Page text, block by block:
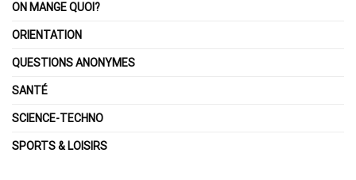
ON MANGE QUOI?
ORIENTATION
QUESTIONS ANONYMES
SANTÉ
SCIENCE-TECHNO
SPORTS & LOISIRS